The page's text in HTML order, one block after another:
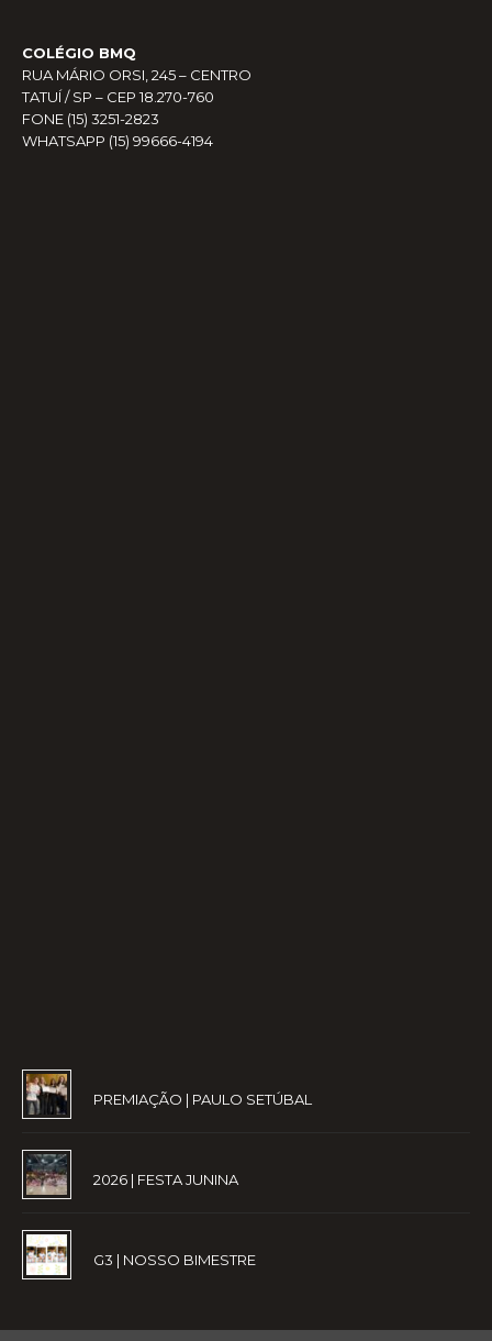
COLÉGIO BMQ
RUA MÁRIO ORSI, 245 – CENTRO
TATUÍ / SP – CEP 18.270-760
FONE (15) 3251-2823
WHATSAPP (15) 99666-4194
PREMIAÇÃO | PAULO SETÚBAL
2026 | FESTA JUNINA
G3 | NOSSO BIMESTRE